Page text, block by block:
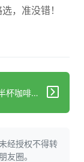
，准没错！
下一篇：半杯咖啡就心慌？你的身体在报警
经授权不得转
友圈。